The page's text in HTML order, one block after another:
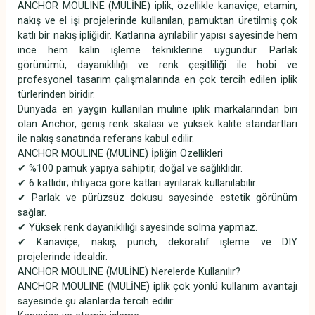
ANCHOR MOULINE (MULİNE) iplik, özellikle kanaviçe, etamin,
nakış ve el işi projelerinde kullanılan, pamuktan üretilmiş çok
katlı bir nakış ipliğidir. Katlarına ayrılabilir yapısı sayesinde hem
ince hem kalın işleme tekniklerine uygundur. Parlak
görünümü, dayanıklılığı ve renk çeşitliliği ile hobi ve
profesyonel tasarım çalışmalarında en çok tercih edilen iplik
türlerinden biridir.
Dünyada en yaygın kullanılan muline iplik markalarından biri
olan Anchor, geniş renk skalası ve yüksek kalite standartları
ile nakış sanatında referans kabul edilir.
ANCHOR MOULINE (MULİNE) İpliğin Özellikleri
✔ %100 pamuk yapıya sahiptir, doğal ve sağlıklıdır.
✔ 6 katlıdır; ihtiyaca göre katları ayrılarak kullanılabilir.
✔ Parlak ve pürüzsüz dokusu sayesinde estetik görünüm
sağlar.
✔ Yüksek renk dayanıklılığı sayesinde solma yapmaz.
✔ Kanaviçe, nakış, punch, dekoratif işleme ve DIY
projelerinde idealdir.
ANCHOR MOULINE (MULİNE) Nerelerde Kullanılır?
ANCHOR MOULINE (MULİNE) iplik çok yönlü kullanım avantajı
sayesinde şu alanlarda tercih edilir: